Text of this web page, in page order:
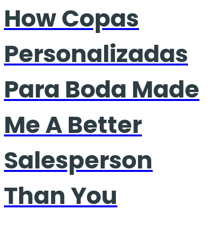
How Copas
Personalizadas
Para Boda Made
Me A Better
Salesperson
Than You